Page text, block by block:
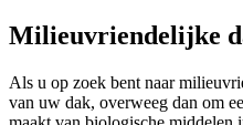
Milieuvriendelijke
Als u op zoek bent naar
van uw dak, overweeg dan om